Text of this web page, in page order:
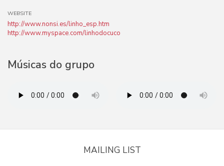
WEBSITE
http://www.nonsi.es/linho_esp.htm
http://www.myspace.com/linhodocuco
Músicas do grupo
MAILING LIST